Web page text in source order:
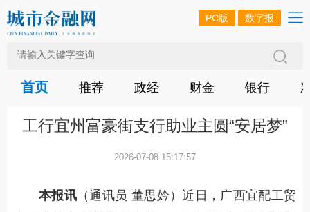
PC版 数字报
首页 推荐 政经 财金 银行
工行宜州富豪街支行助业主圆“安居梦”
2026-07-08 15:17:57
本报讯 （通讯员 董思妗）近日，广西宜配工贸